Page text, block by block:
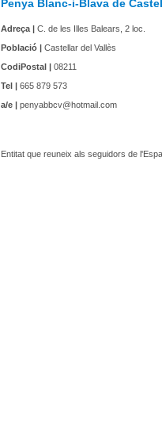
Penya Blanc-i-Blava de
Adreça | C. de les Illes Balears, 2 loc.
Població | Castellar del Vallès
CodiPostal | 08211
Tel | 665 879 573
a/e | penyabbcv@hotmail.com
Entitat que reuneix als seguidors de